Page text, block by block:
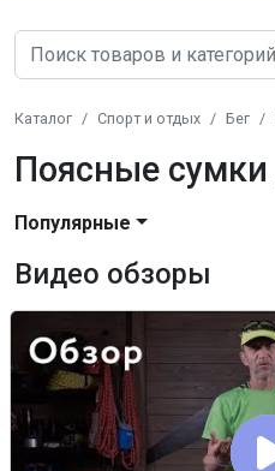
Каталог Спорт и отдых Бег
Поясные сумки
Популярные
Видео обзоры